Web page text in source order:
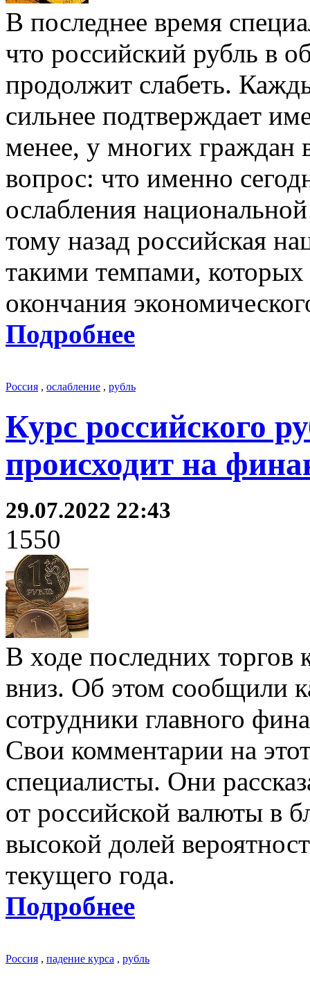
В последнее время
что российский рубль в
продолжит слабеть.
сильнее подтверждает
менее, у многих граждан
вопрос: что именно
ослабления
тому назад российская
такими темпами, которых
окончания
Подробнее
Россия , ослабление , рубль
Курс российского
происходит на
29.07.2022 22:43
1550
В ходе последних торгов
вниз. Об этом сообщили
сотрудники главного
Свои комментарии на
специалисты. Они
от российской валюты в
высокой долей
текущего года.
Подробнее
Россия , падение курса , рубль